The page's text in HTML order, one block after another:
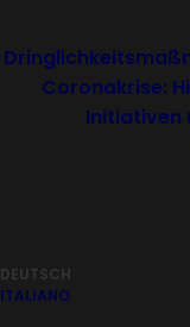
Coronakrise:
Initiativen
DEUTSCH
ITALIANO
Sehr verehrte